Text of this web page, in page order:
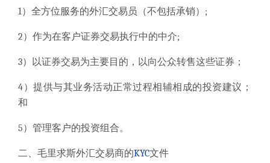
1）全方位服务的外汇交易员（不包括承销）;
2）作为在客户证券交易执行中的中介;
3）以证券交易为主要目的，以向公众转售这些证券；
4）提供与其业务活动正常过程相辅相成的投资建议；
和
5）管理客户的投资组合。
二、毛里求斯外汇交易商的KYC文件